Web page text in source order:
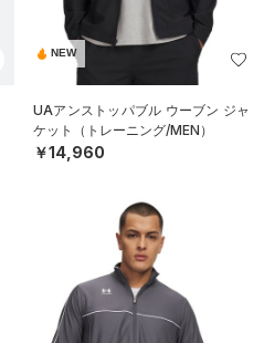
NEW
UAアンストッパブル ウーブン ジャ
ケット（トレーニング/MEN）
￥14,960